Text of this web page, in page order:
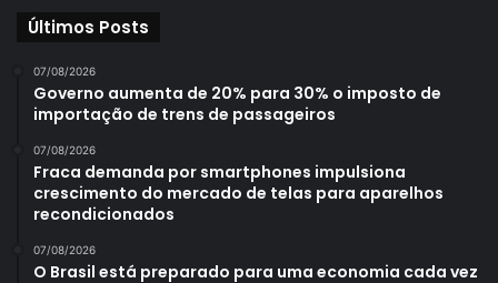
Últimos Posts
07/08/2026
Governo aumenta de 20% para 30% o imposto de
importação de trens de passageiros
07/08/2026
Fraca demanda por smartphones impulsiona
crescimento do mercado de telas para aparelhos
recondicionados
07/08/2026
O Brasil está preparado para uma economia cada vez